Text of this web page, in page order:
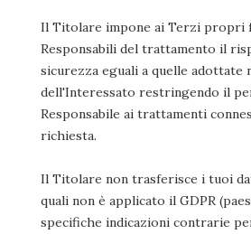
Il Titolare impone ai Terzi propri
Responsabili del trattamento il
sicurezza eguali a quelle adottate
dell'Interessato restringendo il
Responsabile ai trattamenti
richiesta.
Il Titolare non trasferisce i tuoi
quali non è applicato il GDPR
specifiche indicazioni contrarie